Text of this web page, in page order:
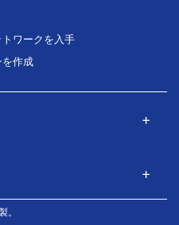
ワークを入手
作成